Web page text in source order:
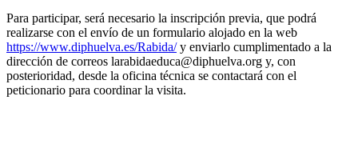
Para participar, será necesario la inscripción previa, que podrá
realizarse con el envío de un formulario alojado en la web
https://www.diphuelva.es/Rabida/y enviarlo cumplimentado a la
dirección de correos larabidaeduca@diphuelva.org y, con
posterioridad, desde la oficina técnica se contactará con el
peticionario para coordinar la visita.